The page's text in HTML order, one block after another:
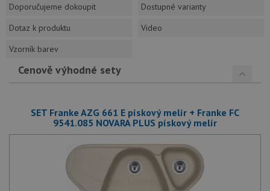
Doporučujeme dokoupit
Dostupné varianty
Dotaz k produktu
Video
Vzorník barev
Cenově výhodné sety
SET Franke AZG 661 E pískový melír + Franke FC
9541.085 NOVARA PLUS pískový melír